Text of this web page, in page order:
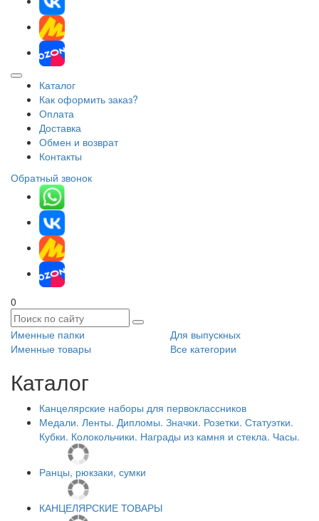
Каталог
Как оформить заказ?
Оплата
Доставка
Обмен и возврат
Контакты
Обратный звонок
0
Именные папки
Для выпускных
Именные товары
Все категории
Каталог
Канцелярские наборы для первоклассников
Медали. Ленты. Дипломы. Значки. Розетки. Статуэтки.
Кубки. Колокольчики. Награды из камня и стекла. Часы.
Ранцы, рюкзаки, сумки
КАНЦЕЛЯРСКИЕ ТОВАРЫ